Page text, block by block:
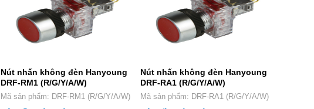
Nút nhấn không đèn Hanyoung
DRF-RM1 (R/G/Y/A/W)
Mã sản phẩm: DRF-RM1 (R/G/Y/A/W)
Nút nhấn không đèn Hanyoung
DRF-RA1 (R/G/Y/A/W)
Mã sản phẩm: DRF-RA1 (R/G/Y/A/W)